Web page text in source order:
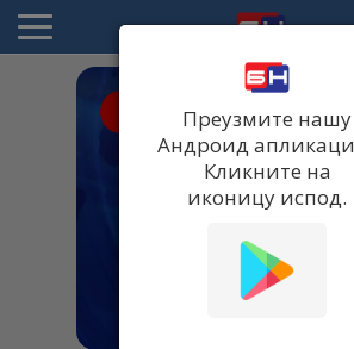
Преузмите нашу
Андроид
Кликните на
иконицу испод.